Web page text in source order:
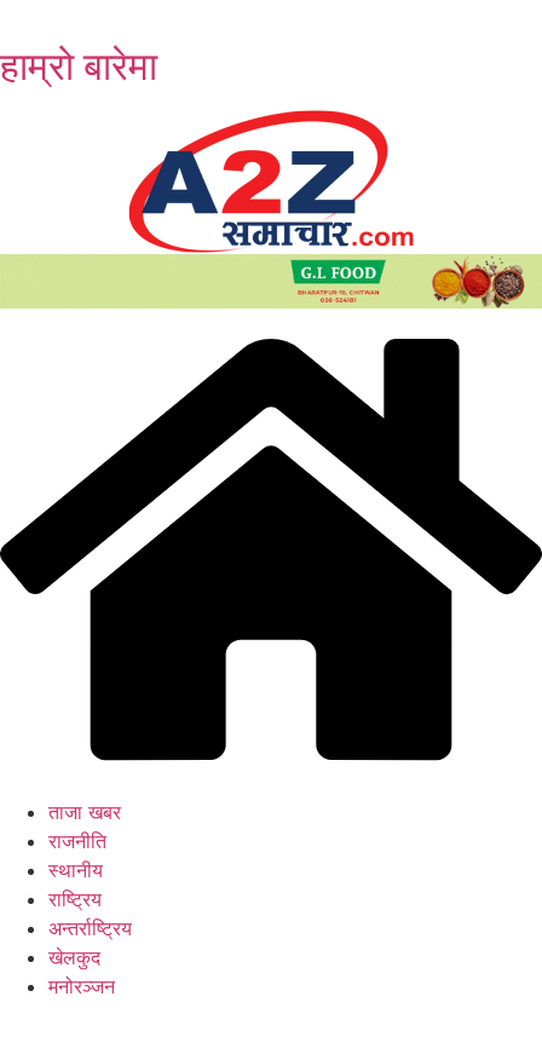
content
हाम्रो बारेमा
ताजा खबर
राजनीति
स्थानीय
राष्ट्रिय
अन्तर्राष्ट्रिय
खेलकुद
मनोरञ्जन